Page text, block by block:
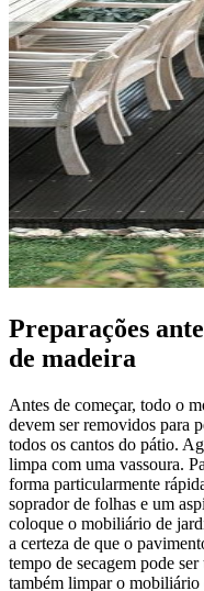
Preparações
de madeira
Antes de começar, todo o
devem ser removidos para
todos os cantos do pátio.
limpa com uma vassoura.
forma particularmente
soprador de folhas e um
coloque o mobiliário de
a certeza de que o
tempo de secagem pode
também limpar o mobiliário